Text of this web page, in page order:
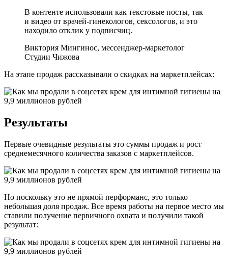
В контенте использовали как текстовые посты, так
и видео от врачей-гинекологов, сексологов, и это
находило отклик у подписчиц.
Виктория Мингинос, мессенджер-маркетолог
Студии Чижова
На этапе продаж рассказывали о скидках на маркетплейсах:
Результаты
Первые очевидные результаты это суммы продаж и рост
среднемесячного количества заказов с маркетплейсов.
Но поскольку это не прямой перформанс, это только
небольшая доля продаж. Все время работы на первое место мы
ставили получение первичного охвата и получили такой
результат: